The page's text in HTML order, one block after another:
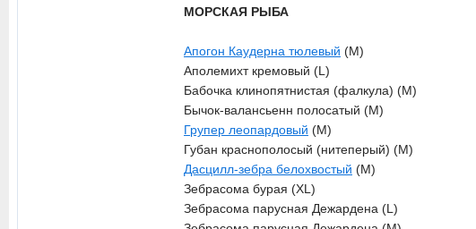
МОРСКАЯ РЫБА
Апогон Каудерна тюлевый (M)
Аполемихт кремовый (L)
Бабочка клинопятнистая (фалкула) (M)
Бычок-валансьенн полосатый (M)
Групер леопардовый (M)
Губан краснополосый (нитеперый) (M)
Дасцилл-зебра белохвостый (M)
Зебрасома бурая (XL)
Зебрасома парусная Дежардена (L)